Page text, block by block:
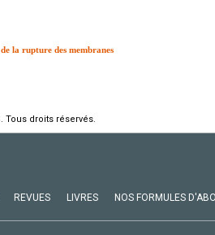
la rupture des membranes
Tous droits réservés.
REVUES LIVRES NOS FORMULES